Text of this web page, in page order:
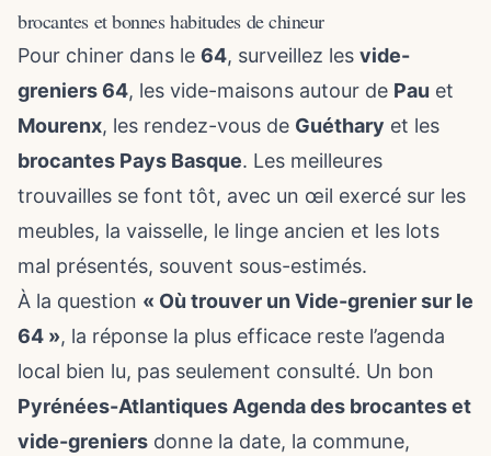
brocantes et bonnes habitudes de chineur
Pour chiner dans le 64, surveillez les vide-
greniers 64, les vide-maisons autour de Pau et
Mourenx, les rendez-vous de Guéthary et les
brocantes Pays Basque. Les meilleures
trouvailles se font tôt, avec un œil exercé sur les
meubles, la vaisselle, le linge ancien et les lots
mal présentés, souvent sous-estimés.
À la question « Où trouver un Vide-grenier sur le
64 », la réponse la plus efficace reste l’agenda
local bien lu, pas seulement consulté. Un bon
Pyrénées-Atlantiques Agenda des brocantes et
vide-greniers donne la date, la commune,